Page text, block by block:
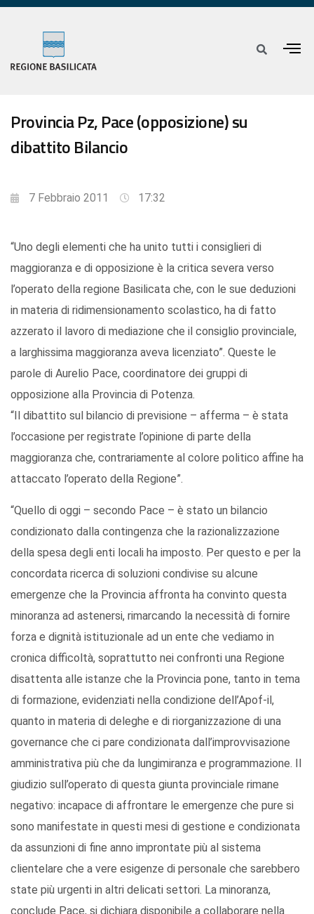
Provincia Pz, Pace (opposizione) su
dibattito Bilancio
7 Febbraio 2011 17:32
“Uno degli elementi che ha unito tutti i consiglieri di
maggioranza e di opposizione è la critica severa verso
l’operato della regione Basilicata che, con le sue deduzioni
in materia di ridimensionamento scolastico, ha di fatto
azzerato il lavoro di mediazione che il consiglio provinciale,
a larghissima maggioranza aveva licenziato”. Queste le
parole di Aurelio Pace, coordinatore dei gruppi di
opposizione alla Provincia di Potenza.
“Il dibattito sul bilancio di previsione – afferma – è stata
l’occasione per registrate l’opinione di parte della
maggioranza che, contrariamente al colore politico affine ha
attaccato l’operato della Regione”.
“Quello di oggi – secondo Pace – è stato un bilancio
condizionato dalla contingenza che la razionalizzazione
della spesa degli enti locali ha imposto. Per questo e per la
concordata ricerca di soluzioni condivise su alcune
emergenze che la Provincia affronta ha convinto questa
minoranza ad astenersi, rimarcando la necessità di fornire
forza e dignità istituzionale ad un ente che vediamo in
cronica difficoltà, soprattutto nei confronti una Regione
disattenta alle istanze che la Provincia pone, tanto in tema
di formazione, evidenziati nella condizione dell’Apof-il,
quanto in materia di deleghe e di riorganizzazione di una
governance che ci pare condizionata dall’improvvisazione
amministrativa più che da lungimiranza e programmazione. Il
giudizio sull’operato di questa giunta provinciale rimane
negativo: incapace di affrontare le emergenze che pure si
sono manifestate in questi mesi di gestione e condizionata
da assunzioni di fine anno improntate più al sistema
clientelare che a vere esigenze di personale che sarebbero
state più urgenti in altri delicati settori. La minoranza,
conclude Pace, si dichiara disponibile a collaborare nella